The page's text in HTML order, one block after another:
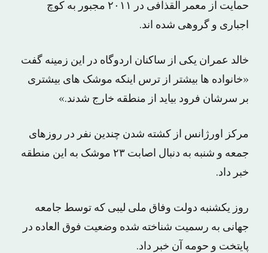
حمایت از معمر الق‍ذافی در ۲۰۱۱ مجبور به کوچ
اجباری و گروهی شده اند.
خالد عمران یکی از ساکنان اردوگاه در این زمینه گفت
«خانواده ها بیشتر از ترس اینکه موشک های بیشتری
بر سرشان فرود بیاید از منطقه خارج شدند.»
مرکز اورژانس از کشته شدن چندین نفر در روزهای
جمعه و شنبه به دنبال اصابت ۲۳ موشک به این منطقه
خبر داد.
روز یکشنبه دولت وفاق ملی لیبی که توسط جامعه
جهانی به رسمیت شناخته شده وضعیت فوق العاده در
پایتخت و حومه آن خبر داد.